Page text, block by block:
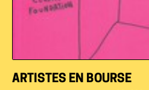
ARTISTES EN BOURSE